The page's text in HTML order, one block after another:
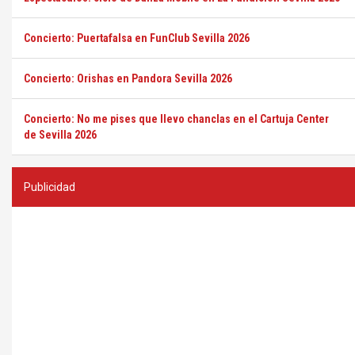
Concierto: Puertafalsa en FunClub Sevilla 2026
Concierto: Orishas en Pandora Sevilla 2026
Concierto: No me pises que llevo chanclas en el Cartuja Center
de Sevilla 2026
Publicidad